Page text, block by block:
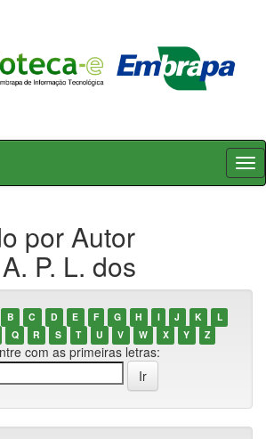
por Autor
P. L. dos
B C D E F G H I J K
L
Q R S T U V W X Y Z
com as primeiras letras: